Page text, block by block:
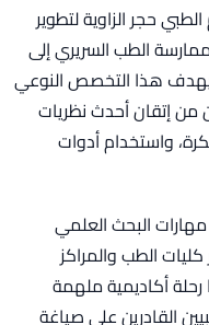
حجر الزاوية لتطوير
الطب السريري إلى
يهدف هذا التخصص النوعي
من إتقان أحدث نظريات
واستخدام أدوات
البحث العلمي
الطب والمراكز
رحلة أكاديمية ملهمة
القادرين على صياغة